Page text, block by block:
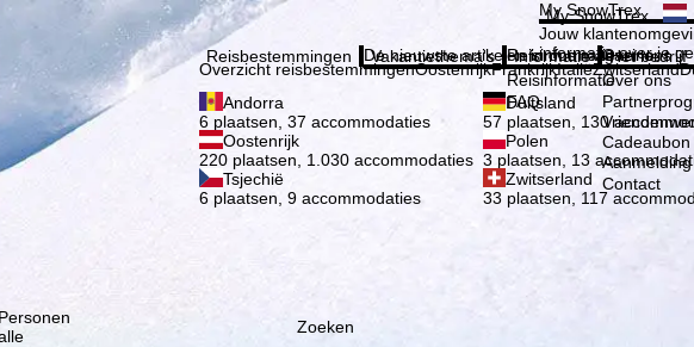
My SnowTrex
My SnowTrex
Jouw
informatie over je
Reisbestemmingen
Overzicht reisbestemmingenOostenrijkFrankrijkItaliëZwitserland
Andorra
6 plaatsen, 37 accommodaties
Duitsland
57 plaatsen, 130
Oostenrijk
220 plaatsen, 1.030 accommodaties
Polen
3 plaatsen, 13
Tsjechië
6 plaatsen, 9 accommodaties
Zwitserland
33 plaatsen, 117
Vakantiethema's
De nieuwste artikelen in ons magazine
Informatie
Reisinformatie
Reisinformatie
FAQ
Het bedrijf
Over ons
Over ons
Cadeaubon
Contact
Personen
Zoeken